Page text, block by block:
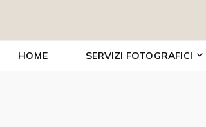
HOME SERVIZI FOTOGRAFICI